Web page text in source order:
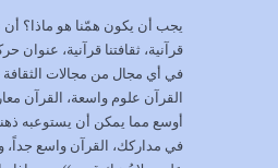
يجب أن يكون همّنا هو ماذا؟ أن
قرآنية، ثقافتنا قرآنية، عنوان
في أي مجال من مجالات الثقافة
القرآن علوم واسعة، القرآن
أوسع مما يمكن أن يستوعبه
في مداركك، القرآن واسع جداً،